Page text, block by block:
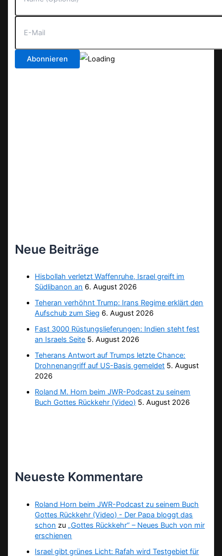
Neue Beiträge
Hisbollah verletzt Waffenruhe, Israel greift im
Südlibanon an 6. August 2026
Teheran verhöhnt Trump: Irans Regime erklärt den
Aufschub zum Sieg 6. August 2026
Fast 3000 Rüstungslieferungen: Indien steht fest
an Israels Seite 5. August 2026
Teherans Antwort auf Trumps letzte Chance:
Drohnenangriff auf US-Basis gemeldet 5. August
2026
Roland M. Horn beim JWR-Podcast zu seinem
Buch Gottes Rückkehr (Video) 5. August 2026
Neueste Kommentare
Roland Horn beim JWR-Podcast zu seinem Buch
Gottes Rückkehr (Video) - Der Papa bloggt das
schon zu „Gottes Rückkehr“ – Neues Buch von mir
erschienen
Israel gibt grünes Licht: Rafah wird Testgebiet für